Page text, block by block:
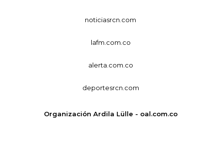
noticiasrcn.com
lafm.com.co
alerta.com.co
deportesrcn.com
Organización Ardila Lülle - oal.com.co